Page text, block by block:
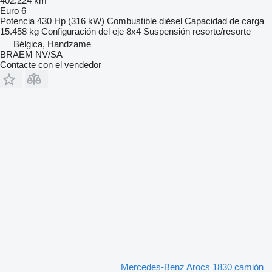
Euro 6
Potencia 430 Hp (316 kW) Combustible diésel Capacidad de carga
15.458 kg Configuración del eje 8x4 Suspensión resorte/resorte
Bélgica, Handzame
BRAEM NV/SA
Contacte con el vendedor
Mercedes-Benz Arocs 1830 camión